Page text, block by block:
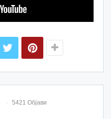
5421 Објави